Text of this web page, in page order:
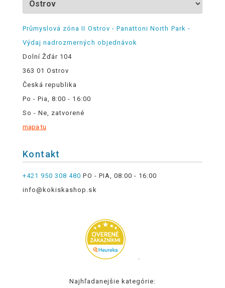
Průmyslová zóna II Ostrov - Panattoni North Park -
Výdaj nadrozmerných objednávok
Dolní Žďár 104
363 01 Ostrov
Česká republika
Po - Pia, 8:00 - 16:00
So - Ne, zatvorené
mapa tu
Kontakt
+421 950 308 480 PO - PIA, 08:00 - 16:00
info@kokiskashop.sk
.
Najhľadanejšie kategórie: